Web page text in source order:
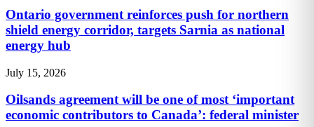
Ontario government reinforces push for northern
shield energy corridor, targets Sarnia as national
energy hub
July 15, 2026
Oilsands agreement will be one of most ‘important
economic contributors to Canada’: federal minister